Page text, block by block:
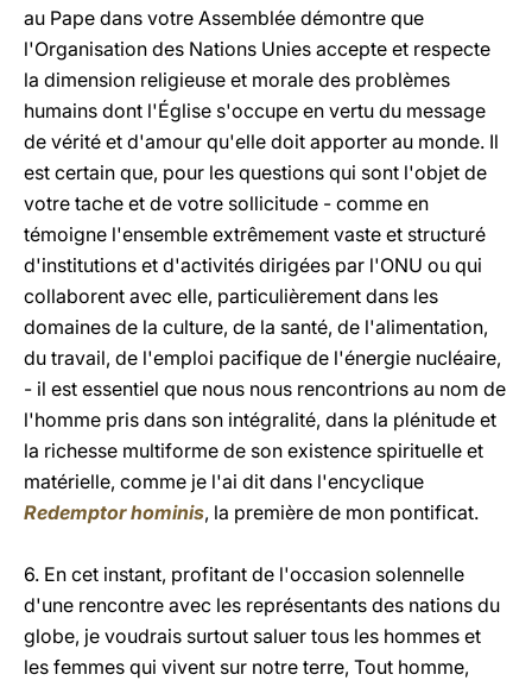
au Pape dans votre Assemblée démontre que
l'Organisation des Nations Unies accepte et respecte
la dimension religieuse et morale des problèmes
humains dont l'Église s'occupe en vertu du message
de vérité et d'amour qu'elle doit apporter au monde. Il
est certain que, pour les questions qui sont l'objet de
votre tache et de votre sollicitude - comme en
témoigne l'ensemble extrêmement vaste et structuré
d'institutions et d'activités dirigées par l'ONU ou qui
collaborent avec elle, particulièrement dans les
domaines de la culture, de la santé, de l'alimentation,
du travail, de l'emploi pacifique de l'énergie nucléaire,
- il est essentiel que nous nous rencontrions au nom de
l'homme pris dans son intégralité, dans la plénitude et
la richesse multiforme de son existence spirituelle et
matérielle, comme je l'ai dit dans l'encyclique
Redemptor hominis, la première de mon pontificat.
6. En cet instant, profitant de l'occasion solennelle
d'une rencontre avec les représentants des nations du
globe, je voudrais surtout saluer tous les hommes et
les femmes qui vivent sur notre terre, Tout homme,